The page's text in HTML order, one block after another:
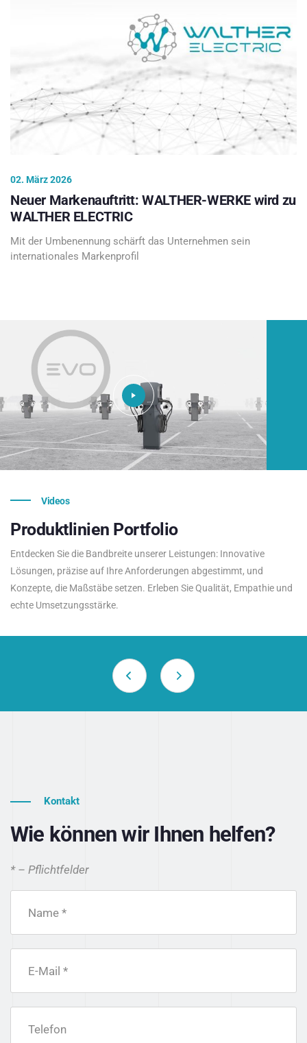
02. März 2026
Neuer Markenauftritt: WALTHER-WERKE wird zu
WALTHER ELECTRIC
Mit der Umbenennung schärft das Unternehmen sein
internationales Markenprofil
Videos
Produktlinien Portfolio
Entdecken Sie die Bandbreite unserer Leistungen: Innovative
Lösungen, präzise auf Ihre Anforderungen abgestimmt, und
Konzepte, die Maßstäbe setzen. Erleben Sie Qualität, Empathie und
echte Umsetzungsstärke.
Kontakt
Wie können wir Ihnen helfen?
* – Pflichtfelder
Name *
E-Mail *
Telefon